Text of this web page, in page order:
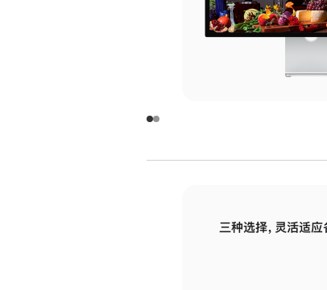
图
面
图
面
三种选择，灵活适应